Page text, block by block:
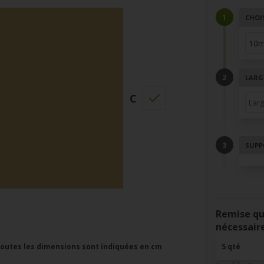
C
les dimensions sont indiquées en cm
Remise
5 qté